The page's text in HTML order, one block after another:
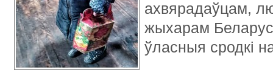
ахвярадаўцам,
жыхарам
ўласныя сродкі